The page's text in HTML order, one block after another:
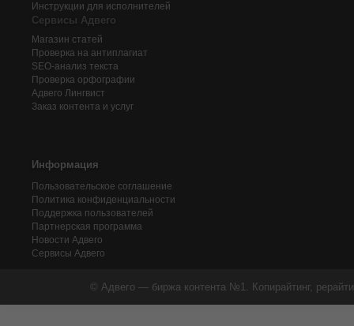
Инструкции для исполнителей
Сервисы Адвего
Магазин статей
Проверка на антиплагиат
SEO-анализ текста
Проверка орфографии
Адвего Лингвист
Заказ контента и услуг
Информация
Пользовательское соглашение
Политика конфиденциальности
Поддержка пользователей
Партнерская программа
Новости Адвего
Сервисы Адвего
© Адвего — биржа контента №1. Копирайтинг,